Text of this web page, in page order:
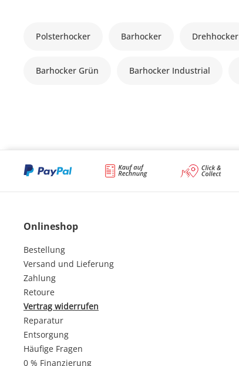
Polsterhocker Barhocker Drehhocker
Barhocker Grün Barhocker Industrial
Onlineshop
Bestellung
Versand und Lieferung
Zahlung
Retoure
Vertrag widerrufen
Reparatur
Entsorgung
Häufige Fragen
0 % Finanzierung